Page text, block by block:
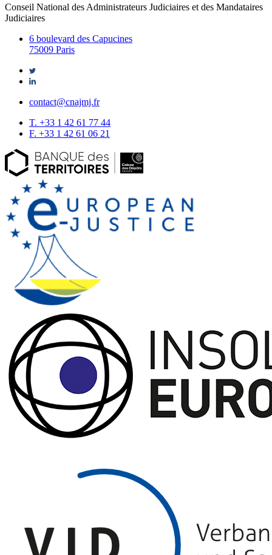
Conseil National des Administrateurs Judiciaires et des Mandataires
Judiciaires
6 boulevard des Capucines
75009 Paris
contact@cnajmj.fr
T. +33 1 42 61 77 44
F. +33 1 42 61 06 21